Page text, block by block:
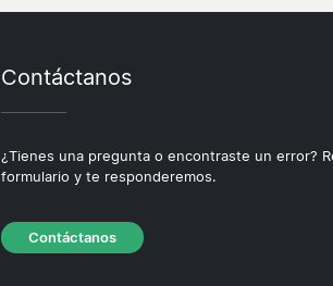
Contáctanos
¿Tienes una pregunta o encontraste un error?
formulario y te responderemos.
Contáctanos